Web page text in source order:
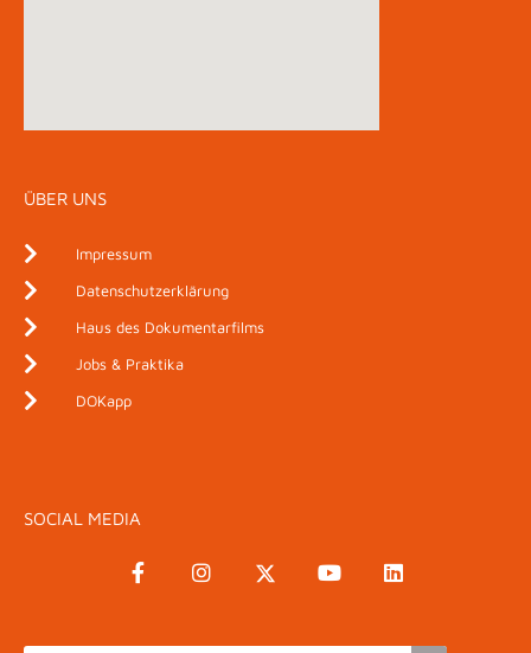
ÜBER UNS
Impressum
Datenschutzerklärung
Haus des Dokumentarfilms
Jobs & Praktika
DOKapp
SOCIAL MEDIA